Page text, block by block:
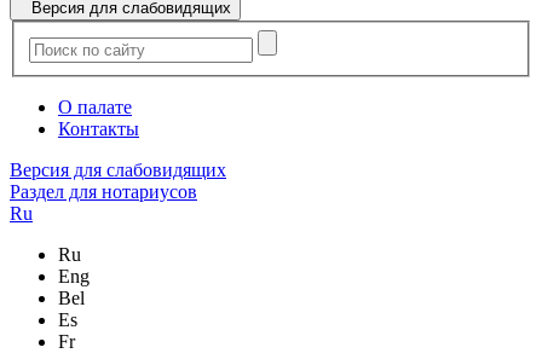
Версия для слабовидящих
О палате
Контакты
Версия для слабовидящих
Раздел для нотариусов
Ru
Ru
Eng
Bel
Es
Fr